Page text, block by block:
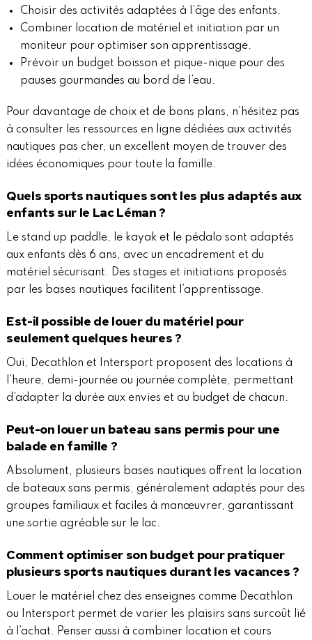
Choisir des activités adaptées à l’âge des enfants.
Combiner location de matériel et initiation par un
moniteur pour optimiser son apprentissage.
Prévoir un budget boisson et pique-nique pour des
pauses gourmandes au bord de l’eau.
Pour davantage de choix et de bons plans, n’hésitez pas
à consulter les ressources en ligne dédiées aux activités
nautiques pas cher, un excellent moyen de trouver des
idées économiques pour toute la famille.
Quels sports nautiques sont les plus adaptés aux
enfants sur le Lac Léman ?
Le stand up paddle, le kayak et le pédalo sont adaptés
aux enfants dès 6 ans, avec un encadrement et du
matériel sécurisant. Des stages et initiations proposés
par les bases nautiques facilitent l’apprentissage.
Est-il possible de louer du matériel pour
seulement quelques heures ?
Oui, Decathlon et Intersport proposent des locations à
l’heure, demi-journée ou journée complète, permettant
d’adapter la durée aux envies et au budget de chacun.
Peut-on louer un bateau sans permis pour une
balade en famille ?
Absolument, plusieurs bases nautiques offrent la location
de bateaux sans permis, généralement adaptés pour des
groupes familiaux et faciles à manœuvrer, garantissant
une sortie agréable sur le lac.
Comment optimiser son budget pour pratiquer
plusieurs sports nautiques durant les vacances ?
Louer le matériel chez des enseignes comme Decathlon
ou Intersport permet de varier les plaisirs sans surcoût lié
à l’achat. Penser aussi à combiner location et cours